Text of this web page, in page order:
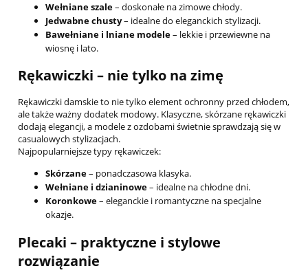
Wełniane szale– doskonałe na zimowe chłody.
Jedwabne chusty– idealne do eleganckich stylizacji.
Bawełniane i lniane modele– lekkie i przewiewne na
wiosnę i lato.
Rękawiczki – nie tylko na zimę
Rękawiczki damskie to nie tylko element ochronny przed chłodem,
ale także ważny dodatek modowy. Klasyczne, skórzane rękawiczki
dodają elegancji, a modele z ozdobami świetnie sprawdzają się w
casualowych stylizacjach.
Najpopularniejsze typy rękawiczek:
Skórzane– ponadczasowa klasyka.
Wełniane i dzianinowe– idealne na chłodne dni.
Koronkowe– eleganckie i romantyczne na specjalne
okazje.
Plecaki – praktyczne i stylowe
rozwiązanie